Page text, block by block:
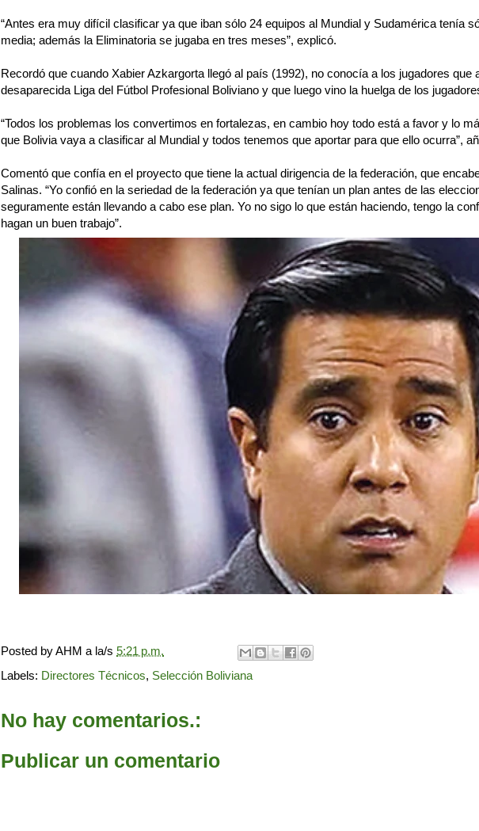
“Antes era muy difícil clasificar ya que iban sólo 24 equipos al Mundial y Sudamérica tenía
media; además la Eliminatoria se jugaba en tres meses”, explicó.
Recordó que cuando Xabier Azkargorta llegó al país (1992), no conocía a los jugadores que
desaparecida Liga del Fútbol Profesional Boliviano y que luego vino la huelga de los
“Todos los problemas los convertimos en fortalezas, en cambio hoy todo está a favor y lo
que Bolivia vaya a clasificar al Mundial y todos tenemos que aportar para que ello ocurra”,
Comentó que confía en el proyecto que tiene la actual dirigencia de la federación, que
Salinas. “Yo confió en la seriedad de la federación ya que tenían un plan antes de las
seguramente están llevando a cabo ese plan. Yo no sigo lo que están haciendo, tengo la
hagan un buen trabajo”.
Posted byAHM a la/s 5:21 p.m.
Labels: Directores Técnicos, Selección Boliviana
No hay comentarios.:
Publicar un comentario